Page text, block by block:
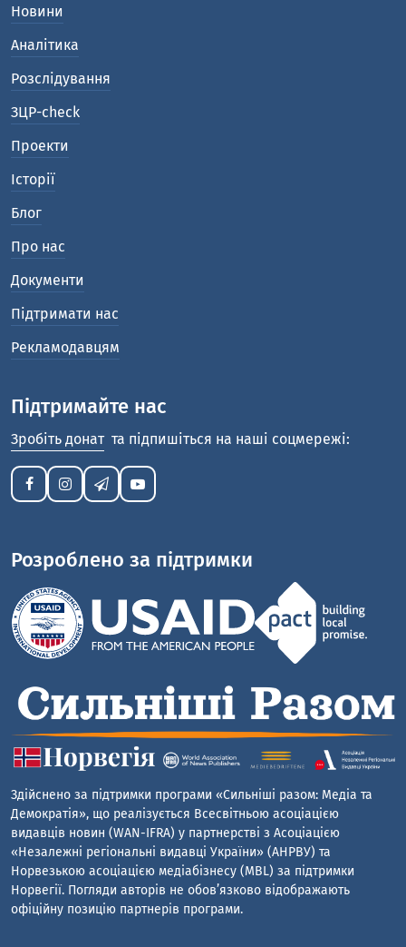
Новини
Аналітика
Розслідування
ЗЦР-check
Проекти
Історії
Блог
Про нас
Документи
Підтримати нас
Рекламодавцям
Підтримайте нас
Зробіть донат та підпишіться на наші соцмережі:
Розроблено за підтримки
Здійснено за підтримки програми «Сильніші разом: Медіа та
Демократія», що реалізується Всесвітньою асоціацією
видавців новин (WAN-IFRA) у партнерстві з Асоціацією
«Незалежні регіональні видавці України» (АНРВУ) та
Норвезькою асоціацією медіабізнесу (MBL) за підтримки
Норвегії. Погляди авторів не обов’язково відображають
офіційну позицію партнерів програми.